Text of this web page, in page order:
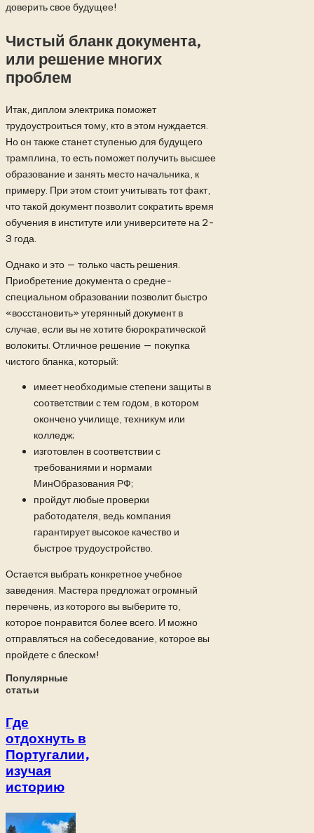
доверить свое будущее!
Чистый бланк документа,
или решение многих
проблем
Итак, диплом электрика поможет
трудоустроиться тому, кто в этом нуждается.
Но он также станет ступенью для будущего
трамплина, то есть поможет получить высшее
образование и занять место начальника, к
примеру. При этом стоит учитывать тот факт,
что такой документ позволит сократить время
обучения в институте или университете на 2-
3 года.
Однако и это — только часть решения.
Приобретение документа о средне-
специальном образовании позволит быстро
«восстановить» утерянный документ в
случае, если вы не хотите бюрократической
волокиты. Отличное решение — покупка
чистого бланка, который:
имеет необходимые степени защиты в
соответствии с тем годом, в котором
окончено училище, техникум или
колледж;
изготовлен в соответствии с
требованиями и нормами
МинОбразования РФ;
пройдут любые проверки
работодателя, ведь компания
гарантирует высокое качество и
быстрое трудоустройство.
Остается выбрать конкретное учебное
заведения. Мастера предложат огромный
перечень, из которого вы выберите то,
которое понравится более всего. И можно
отправляться на собеседование, которое вы
пройдете с блеском!
Популярные
статьи
Где
отдохнуть в
Португалии,
изучая
историю